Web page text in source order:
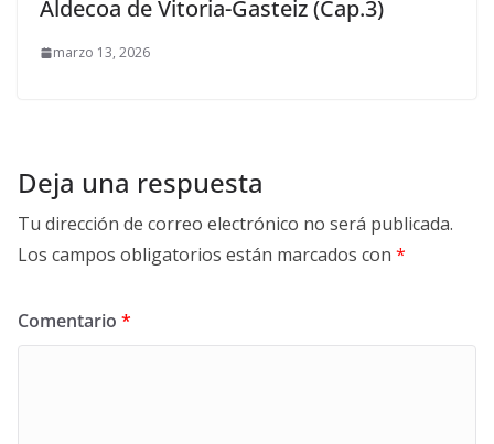
Aldecoa de Vitoria-Gasteiz (Cap.3)
marzo 13, 2026
Deja una respuesta
Tu dirección de correo electrónico no será publicada.
Los campos obligatorios están marcados con *
Comentario *